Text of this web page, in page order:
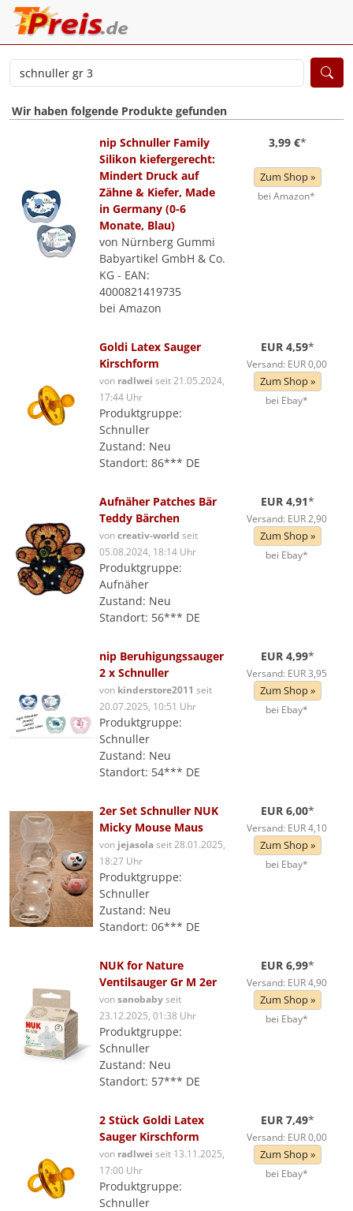
Wir haben folgende Produkte gefunden
nip Schnuller Family
Silikon kiefergerecht:
Mindert Druck auf
Zähne & Kiefer, Made
in Germany (0-6
Monate, Blau)
von Nürnberg Gummi
Babyartikel GmbH & Co.
KG - EAN:
4000821419735
bei Amazon
3,99 €*
Zum Shop »
bei Amazon*
Goldi Latex Sauger
Kirschform
von radlwei seit 21.05.2024,
17:44 Uhr
Produktgruppe:
Schnuller
Zustand: Neu
Standort: 86*** DE
EUR 4,59*
Versand: EUR 0,00
Zum Shop »
bei Ebay*
Aufnäher Patches Bär
Teddy Bärchen
voncreativ-world seit
05.08.2024, 18:14 Uhr
Produktgruppe:
Aufnäher
Zustand: Neu
Standort: 56*** DE
EUR 4,91*
Versand: EUR 2,90
Zum Shop »
bei Ebay*
nip Beruhigungssauger
2 x Schnuller
von kinderstore2011 seit
20.07.2025, 10:51 Uhr
Produktgruppe:
Schnuller
Zustand: Neu
Standort: 54*** DE
EUR 4,99*
Versand: EUR 3,95
Zum Shop »
bei Ebay*
2er Set Schnuller NUK
Micky Mouse Maus
von jejasolaseit 28.01.2025,
18:27 Uhr
Produktgruppe:
Schnuller
Zustand: Neu
Standort: 06*** DE
EUR 6,00*
Versand: EUR 4,10
Zum Shop »
bei Ebay*
NUK for Nature
Ventilsauger Gr M 2er
vonsanobabyseit
23.12.2025, 01:38 Uhr
Produktgruppe:
Schnuller
Zustand: Neu
Standort: 57*** DE
EUR 6,99*
Versand: EUR 4,90
Zum Shop »
bei Ebay*
2 Stück Goldi Latex
Sauger Kirschform
von radlwei seit 13.11.2025,
17:00 Uhr
Produktgruppe:
Schnuller
EUR 7,49*
Versand: EUR 0,00
Zum Shop »
bei Ebay*